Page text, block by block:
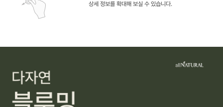
상세 정보를 확대해 보실 수 있습니다.